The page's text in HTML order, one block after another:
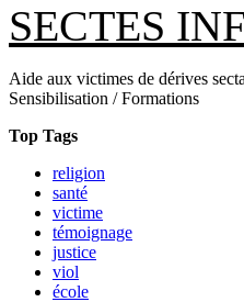
SECTES
Aide aux victimes de dérives
Sensibilisation / Formations
Top Tags
religion
santé
victime
témoignage
justice
viol
école